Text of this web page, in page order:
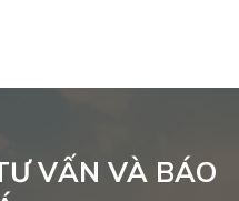
VẤN VÀ BÁO